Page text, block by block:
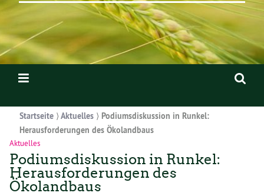
Startseite ⟩ Aktuelles ⟩ Podiumsdiskussion in Runkel:
Herausforderungen des Ökolandbaus
Aktuelles
Podiumsdiskussion in Runkel:
Herausforderungen des
Ökolandbaus